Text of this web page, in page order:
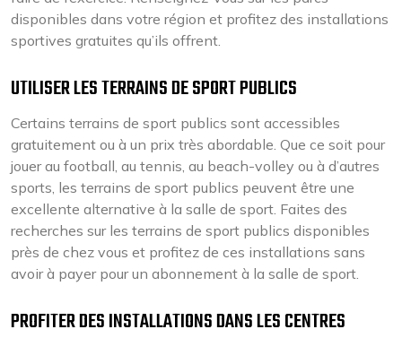
disponibles dans votre région et profitez des installations
sportives gratuites qu’ils offrent.
UTILISER LES TERRAINS DE SPORT PUBLICS
Certains terrains de sport publics sont accessibles
gratuitement ou à un prix très abordable. Que ce soit pour
jouer au football, au tennis, au beach-volley ou à d’autres
sports, les terrains de sport publics peuvent être une
excellente alternative à la salle de sport. Faites des
recherches sur les terrains de sport publics disponibles
près de chez vous et profitez de ces installations sans
avoir à payer pour un abonnement à la salle de sport.
PROFITER DES INSTALLATIONS DANS LES CENTRES